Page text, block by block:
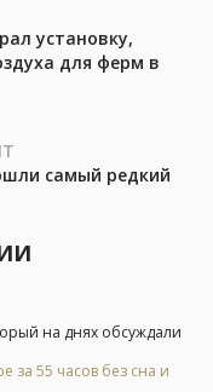
установку,
для ферм в
самый редкий
на днях обсуждали
за 55 часов без сна и